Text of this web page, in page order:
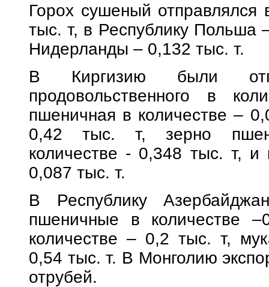
Горох сушеный отправлялся
тыс. т, в Республику Польша
Нидерланды – 0,132 тыс. т.
В Киргизию были
продовольственного в
пшеничная в количестве –
0,42 тыс. т, зерно
количестве - 0,348 тыс. т, и
0,087 тыс. т.
В Республику
пшеничные в количестве
количестве – 0,2 тыс. т,
0,54 тыс. т. В Монголию
отрубей.